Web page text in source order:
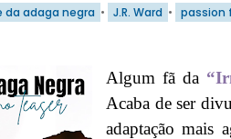
da adaga negra • J.R. Ward • passion
Algum fã da
Acaba de ser
adaptação mais